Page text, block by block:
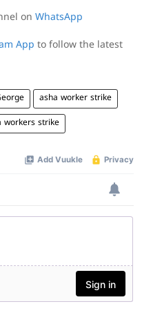
on WhatsApp
App to follow the latest
asha worker strike
workers strike